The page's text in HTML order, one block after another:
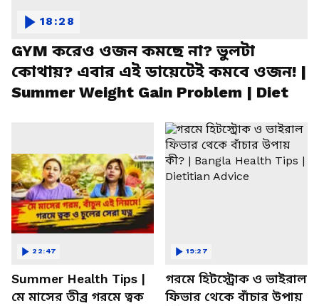
GYM করেও ওজন কমছে না? ভুলটা
কোথায়? এবার এই ডায়েটেই কমবে ওজন! |
Summer Weight Gain Problem | Diet
18:28
Summer Health Tips |
মে মাসের তীব্র গরমে ত্বক
22:47
গরমে হিটস্ট্রোক ও ভাইরাল
ফিভার থেকে বাঁচার উপায়
19:27